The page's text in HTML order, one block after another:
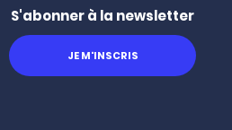
S'abonner à la newsletter
JE M'INSCRIS